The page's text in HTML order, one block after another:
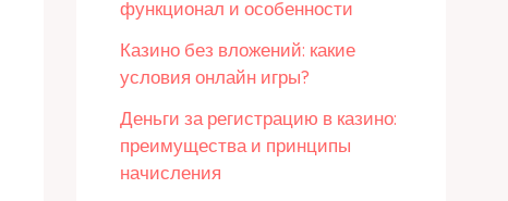
функционал и особенности
Казино без вложений: какие
условия онлайн игры?
Деньги за регистрацию в казино:
преимущества и принципы
начисления